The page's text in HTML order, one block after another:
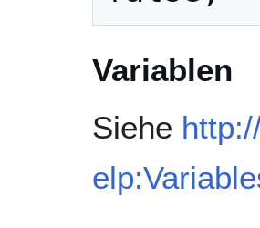
Variablen
Siehe